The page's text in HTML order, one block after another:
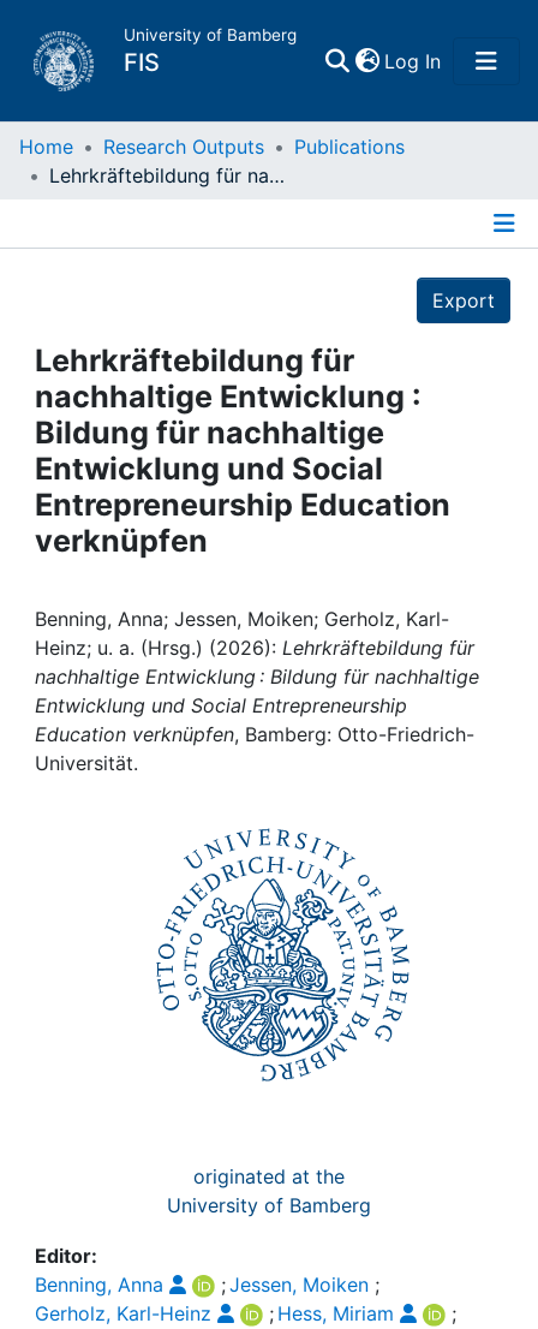
University of Bamberg
FIS Log In(current)
Home
Projects
People
Institutions
Awards
Help
Home Research Outputs
Publications
Lehrkräftebildung für nachhaltige Entwicklung : Bildung für nachhaltige Entwicklung und Social Entrepreneurship Education verknüpfen
Export
Lehrkräftebildung für
nachhaltige Entwicklung :
Bildung für nachhaltige
Entwicklung und Social
Entrepreneurship Education
verknüpfen
Benning, Anna; Jessen, Moiken; Gerholz, Karl-
Heinz; u. a. (Hrsg.) (2026): Lehrkräftebildung für
nachhaltige Entwicklung : Bildung für nachhaltige
Entwicklung und Social Entrepreneurship
Education verknüpfen, Bamberg: Otto-Friedrich-
Universität.
originated at the
University of Bamberg
Editor:
Benning, Anna
;Jessen, Moiken;
Gerholz, Karl-Heinz
; Hess, Miriam
;